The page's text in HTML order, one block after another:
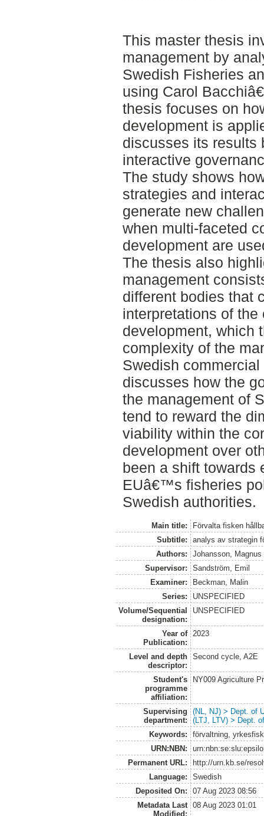
This master thesis
management by
Swedish Fisheries
using Carol
thesis focuses on
development is
discusses its results
interactive
The study shows
strategies and
generate new
when multi-faceted
development are
The thesis also
management
different bodies that
interpretations of
development, which
complexity of the
Swedish
discusses how the
the management of
tend to reward the
viability within the
development over
been a shift towards
EUâ€™s fisheries
Swedish authorities.
Main title:
Förvalta fisken
Subtitle:
analys av strategin
Authors:
Johansson, Magnus
Supervisor:
Sandström, Emil
Examiner:
Beckman, Malin
Series:
UNSPECIFIED
Volume/Sequential
designation:
UNSPECIFIED
Year of
Publication:
2023
Level and depth
descriptor:
Second cycle, A2E
Student's
programme
affiliation:
NY009 Agriculture
Supervising
department:
(NL, NJ) > Dept. of
(LTJ, LTV) > Dept.
Keywords:
förvaltning,
URN:NBN:
Permanent URL:
http://urn.kb.se/
Language:
Swedish
Deposited On:
07 Aug 2023 08:56
Metadata Last
Modified:
08 Aug 2023 01:01